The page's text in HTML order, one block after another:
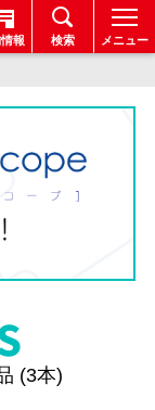
報 検索 メニュー
(3本)